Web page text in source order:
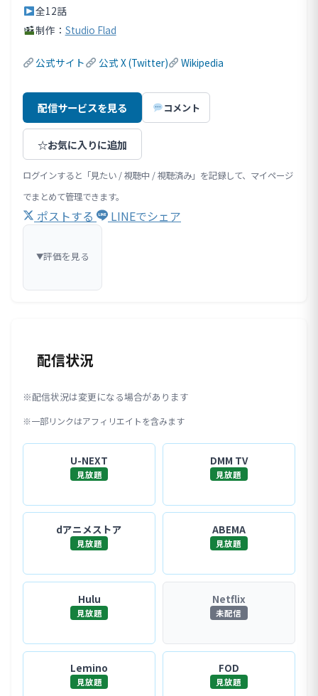
全12話
制作： Studio Flad
公式サイト 公式 X (Twitter) Wikipedia
配信サービスを見る コメント
☆お気に入りに追加
ログインすると「見たい / 視聴中 / 視聴済み」を記録して、マイページ
でまとめて管理できます。
ポストする LINEでシェア
▼評価を見る
配信状況
※配信状況は変更になる場合があります
※一部リンクはアフィリエイトを含みます
U-NEXT
見放題
DMM TV
見放題
dアニメストア
見放題
ABEMA
見放題
Hulu
見放題
Netflix
未配信
Lemino
見放題
FOD
見放題